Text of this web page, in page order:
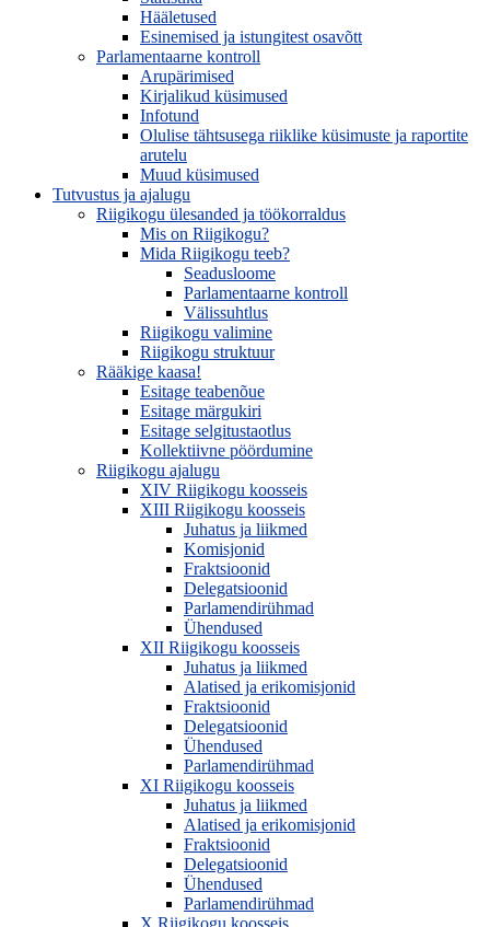
Hääletused
Esinemised ja istungitest osavõtt
Parlamentaarne kontroll
Arupärimised
Kirjalikud küsimused
Infotund
Olulise tähtsusega riiklike küsimuste ja raportite
arutelu
Muud küsimused
Tutvustus ja ajalugu
Riigikogu ülesanded ja töökorraldus
Mis on Riigikogu?
Mida Riigikogu teeb?
Seadusloome
Parlamentaarne kontroll
Välissuhtlus
Riigikogu valimine
Riigikogu struktuur
Rääkige kaasa!
Esitage teabenõue
Esitage märgukiri
Esitage selgitustaotlus
Kollektiivne pöördumine
Riigikogu ajalugu
XIV Riigikogu koosseis
XIII Riigikogu koosseis
Juhatus ja liikmed
Komisjonid
Fraktsioonid
Delegatsioonid
Parlamendirühmad
Ühendused
XII Riigikogu koosseis
Juhatus ja liikmed
Alatised ja erikomisjonid
Fraktsioonid
Delegatsioonid
Ühendused
Parlamendirühmad
XI Riigikogu koosseis
Juhatus ja liikmed
Alatised ja erikomisjonid
Fraktsioonid
Delegatsioonid
Ühendused
Parlamendirühmad
X Riigikogu koosseis